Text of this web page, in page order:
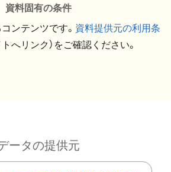
資料固有の条件
ンテンツです。 資料提供元の利用条
トへリンク）をご確認ください。
ータの提供元